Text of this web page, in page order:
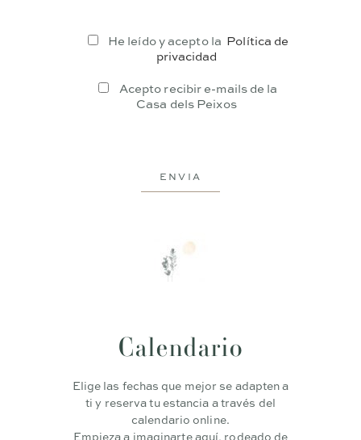
He leído y acepto la Política de
privacidad
Acepto recibir e-mails de la
Casa dels Peixos
Calendario
Elige las fechas que mejor se adapten a
ti y reserva tu estancia a través del
calendario online.
Empieza a imaginarte aquí, rodeado de